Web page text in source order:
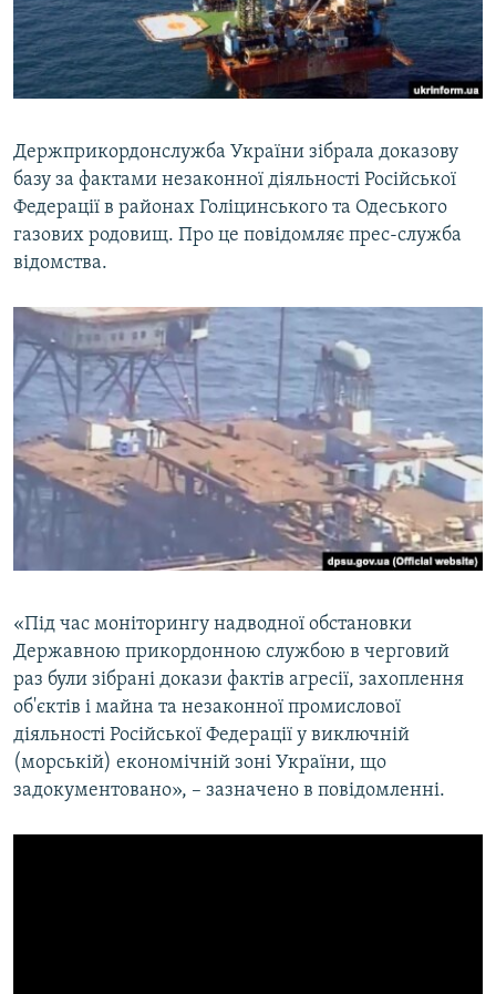
ВІДЕОУРОКИ «ELIFBE»
СВІДЧЕННЯ ОКУПАЦІЇ
УКРАЇНСЬКА ПРОБЛЕМА КРИМУ
Русский
Qırımtatar
Усі сайти RFE/RL
Держприкордонслужба України зібрала доказову
базу за фактами незаконної діяльності Російської
Федерації в районах Голіцинського та Одеського
газових родовищ. Про це повідомляє прес-служба
відомства.
«Під час моніторингу надводної обстановки
Державною прикордонною службою в черговий
раз були зібрані докази фактів агресії, захоплення
об'єктів і майна та незаконної промислової
діяльності Російської Федерації у виключній
(морській) економічній зоні України, що
задокументовано», – зазначено в повідомленні.